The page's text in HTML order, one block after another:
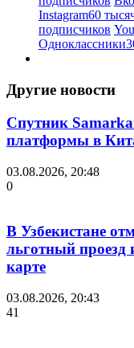
Instagram60
подписчиков
Одноклассники
Другие новости
Спутник
платформы в
03.08.2026, 20:48
0
В Узбекистане
льготный проезд
карте
03.08.2026, 20:43
41